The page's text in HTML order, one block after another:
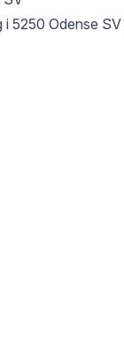
i 5250 Odense SV